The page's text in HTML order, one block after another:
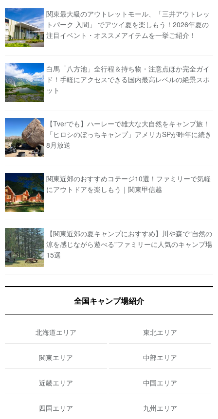
関東最大級のアウトレットモール、「三井アウトレッ
トパーク 入間」 でアツイ夏を楽しもう！2026年夏の
注目イベント・オススメアイテムを一挙ご紹介！
白馬「八方池」全行程＆持ち物・注意点ほか完全ガイ
ド！手軽にアクセスできる国内最高レベルの絶景スポ
ット
【Tverでも】ハーレーで雄大な大自然をキャンプ旅！
「ヒロシのぼっちキャンプ」アメリカSPが昨年に続き
8月放送
関東近郊のおすすめコテージ10選！ファミリーで気軽
にアウトドアを楽しもう｜関東甲信越
【関東近郊の夏キャンプにおすすめ】川や森で“自然の
涼を感じながら遊べる”ファミリーに人気のキャンプ場
15選
全国キャンプ場紹介
北海道エリア 東北エリア
関東エリア 中部エリア
近畿エリア 中国エリア
四国エリア 九州エリア